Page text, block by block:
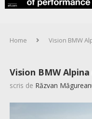
Home Vision BMW
Vision BMW Alpina
scris de Răzvan